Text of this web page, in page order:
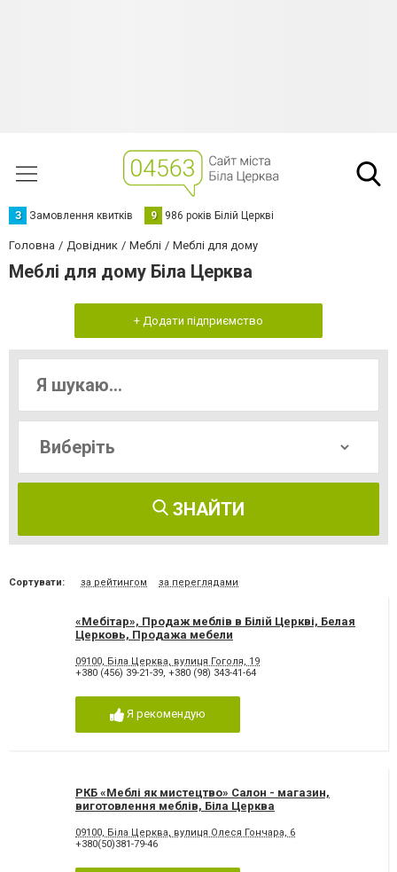
З Замовлення квитків 9 986 років Білій Церкві
Головна Довідник Меблі Меблі для дому
Меблі для дому Біла Церква
+ Додати підприємство
ЗНАЙТИ
Сортувати: за рейтингом за переглядами
«Мебітар», Продаж меблів в Білій Церкві, Белая
Церковь, Продажа мебели
09100, Біла Церква, вулиця Гоголя, 19
+380 (456) 39-21-39, +380 (98) 343-41-64
Я рекомендую
РКБ «Меблі як мистецтво» Салон - магазин,
виготовлення меблів, Біла Церква
09100, Біла Церква, вулиця Олеся Гончара, 6
+380(50)381-79-46